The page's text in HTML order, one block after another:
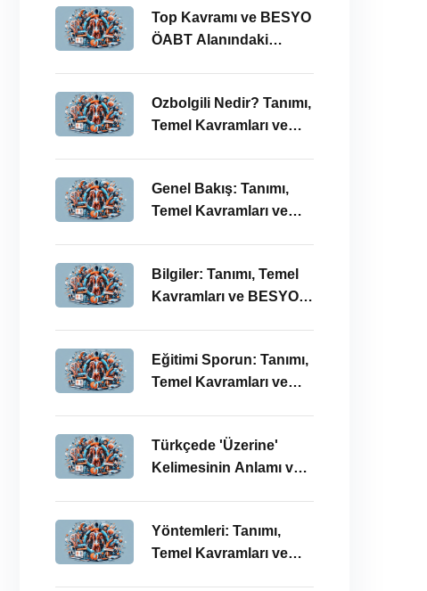
Top Kavramı ve BESYO
ÖABT Alanındaki
Ozbolgili Nedir? Tanımı,
Temel Kavramları ve
Genel Bakış: Tanımı,
Temel Kavramları ve
Bilgiler: Tanımı, Temel
Kavramları ve BESYO
Eğitimi Sporun: Tanımı,
Temel Kavramları ve
İncelenmesi
Türkçede 'Üzerine'
Kelimesinin Anlamı ve
ÖABT İlişkisi
Yöntemleri: Tanımı,
Temel Kavramları ve